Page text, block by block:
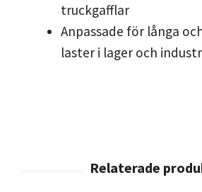
truckgafflar
Anpassade för långa
laster i lager och